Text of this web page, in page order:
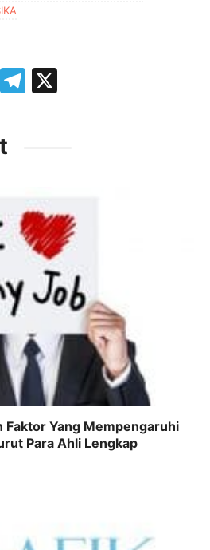
W
at
p
T
m
Faktor Yang Mempengaruhi
Para Ahli Lengkap